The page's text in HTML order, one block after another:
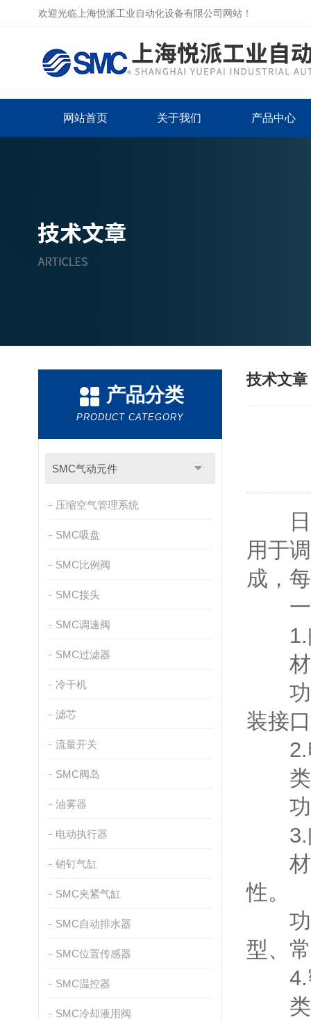
欢迎光临上海悦派工业自动化设备有限公司网站！
网站首页 关于我们 产品中心
产品分类
PRODUCT CATEGORY
SMC气动元件
压缩空气管理系统
SMC吸盘
SMC比例阀
SMC接头
SMC调速阀
SMC过滤器
冷干机
滤芯
流量开关
SMC阀岛
油雾器
电动执行器
销钉气缸
SMC夹紧气缸
SMC自动排水器
SMC位置传感器
SMC温控器
SMC冷却液用阀
技术文章
日本
用于
成，
一
1.阀
材质
功能
装接
2.电
类型
功能
3.阀
材质
性。
功能
型、
4.密
类型